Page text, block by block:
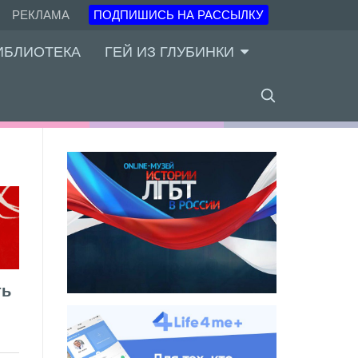
РЕКЛАМА ПОДПИШИСЬ НА РАССЫЛКУ
ГЕЙ ИЗ ГЛУБИНКИ